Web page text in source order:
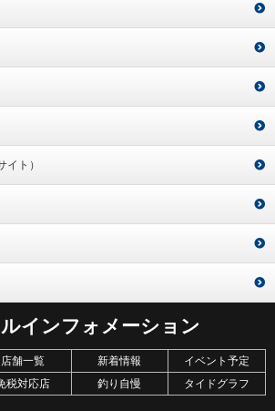
ト）
インフォメーション
店舗一覧 新着情報
イベント予定
税対応店 釣り自慢
タイドグラフ